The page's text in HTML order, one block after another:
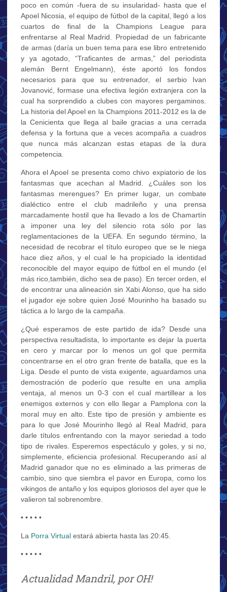
poco en común -fuera de su insularidad- hasta que el
Apoel Nicosia, el equipo de fútbol de la capital, llegó a los
cuartos de final de la Champions League para
enfrentarse al Real Madrid. Propiedad de un fabricante
de armas (daría un buen tema para ese libro entretenido
y ya agotado, “Traficantes de armas,” del periodista
alemán Bernt Engelmann), éste aportó los fondos
necesarios para que su entrenador, el serbio Ivan
Jovanović, formase una efectiva legión extranjera con la
cual ha sorprendido a clubes con mayores pergaminos.
La historia del Apoel en la Champions 2011-2012 es la de
la Cenicienta que llega al baile gracias a una cerrada
defensa y la fortuna que a veces acompaña a cuadros
que nunca más alcanzan estas etapas de la dura
competencia.
Ahora el Apoel se presenta como chivo expiatorio de los
fantasmas que acechan al Madrid. ¿Cuáles son los
fantasmas merengues? En primer lugar, un combate
dialéctico entre el club madrileño y una prensa
marcadamente hostil que ha llevado a los de Chamartín
a imponer una ley del silencio rota sólo por las
reglamentaciones de la UEFA. En segundo término, la
necesidad de recobrar el título europeo que se le niega
hace diez años, y el cual le ha propiciado la identidad
reconocible del mayor equipo de fútbol en el mundo (el
más rico,también, dicho sea de paso). En tercer orden, el
de encontrar una alineación sin Xabi Alonso, que ha sido
el jugador eje sobre quien José Mourinho ha basado su
táctica a lo largo de la campaña.
¿Qué esperamos de este partido de ida? Desde una
perspectiva resultadista, lo importante es dejar la puerta
en cero y marcar por lo menos un gol que permita
concentrarse en el otro gran frente de batalla, que es la
Liga. Desde el punto de vista exigente, aguardamos una
demostración de poderío que resulte en una amplia
ventaja, al menos un 0-3 con el cual martillear a los
enemigos externos y con ello llegar a Pamplona con la
moral muy en alto. Este tipo de presión y ambiente es
para lo que José Mourinho llegó al Real Madrid, para
darle títulos enfrentando con la mayor seriedad a todo
tipo de rivales. Esperemos espectáculo y goles, y si no,
simplemente, eficiencia profesional. Recuperando así al
Madrid ganador que no es eliminado a las primeras de
cambio, sino que siembra el pavor en Europa, como los
vikingos de antaño y los equipos gloriosos del ayer que le
valieron tal sobrenombre.
• • • • •
La Porra Virtual estará abierta hasta las 20:45.
• • • • •
Actualidad Mandril, por OH!